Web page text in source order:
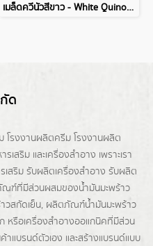
เมล็ดควีนัวสีขาว - White Quinoa Seed
ด
โรงงานผลิตครีม โรงงานผลิต
รเสริม และเครื่องสำอาง เพราะเรา
สริม รับผลิตเครื่องสำอาง รับผลิต
ณฑ์ที่มีส่วนผสมของน้ำมันมะพร้าว
าวสกัดเย็น, ผลิตภัณฑ์น้ำมันมะพร้าว
หรือเครื่องสำอางออแกนิคที่มีส่วน
แบรนด์ตัวเอง และสร้างแบรนด์แบบ